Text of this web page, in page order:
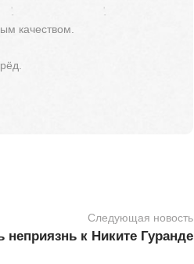
качеством.
Следующая новость
к Никите Гуранде